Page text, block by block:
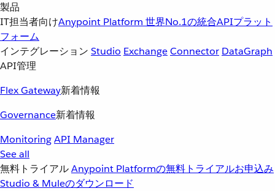
製品
IT担当者向けAnypoint Platform 世界No.1の統合APIプラット
フォーム
インテグレーション Studio ExchangeConnector DataGraph
API管理
Flex Gateway新着情報
Governance新着情報
MonitoringAPI Manager
See all
無料トライアルAnypoint Platformの無料トライアルお申込み
Studio & Muleのダウンロード